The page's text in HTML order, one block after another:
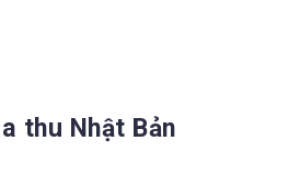
thu Nhật Bản